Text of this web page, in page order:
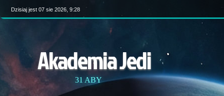
Dzisiaj jest 07 sie 2026, 9:28
Akademia Jedi
31 ABY